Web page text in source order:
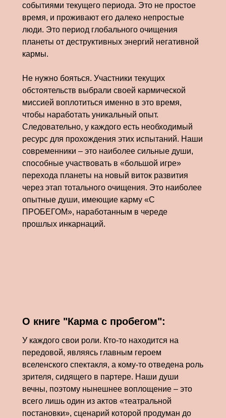
событиями текущего периода. Это не простое
время, и проживают его далеко непростые
люди. Это период глобального очищения
планеты от деструктивных энергий негативной
кармы.
Не нужно бояться. Участники текущих
обстоятельств выбрали своей кармической
миссией воплотиться именно в это время,
чтобы наработать уникальный опыт.
Следовательно, у каждого есть необходимый
ресурс для прохождения этих испытаний. Наши
современники – это наиболее сильные души,
способные участвовать в «большой игре»
перехода планеты на новый виток развития
через этап тотального очищения. Это наиболее
опытные души, имеющие карму «С
ПРОБЕГОМ», наработанным в череде
прошлых инкарнаций.
У каждого свои роли. Кто-то находится на
передовой, являясь главным героем
вселенского спектакля, а кому-то отведена роль
зрителя, сидящего в партере. Наши души
вечны, поэтому нынешнее воплощение – это
всего лишь один из актов «театральной
постановки», сценарий которой продуман до
О книге "Карма с пробегом":